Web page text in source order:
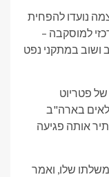
נועדו להפחית
למוסקבה –
ושוב במתקני נפט
של פטריוט
בארה"ב
אותה פגיעה
שלו, ואמר